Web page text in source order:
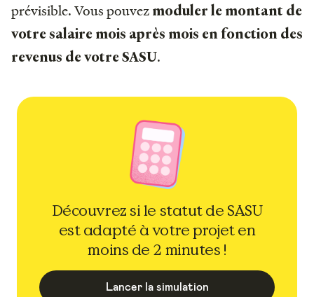
prévisible. Vous pouvez moduler le montant de
votre salaire mois après mois en fonction des
revenus de votre SASU.
Découvrez si le statut de SASU
est adapté à votre projet en
moins de 2 minutes !
Lancer la simulation